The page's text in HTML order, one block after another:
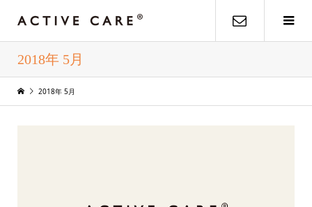
2018年 5月
2018年 5月